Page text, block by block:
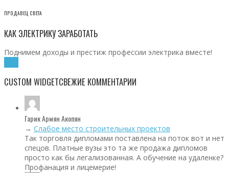
ПРОДАВЕЦ СВЕТА
КАК ЭЛЕКТРИКУ ЗАРАБОТАТЬ
Поднимем доходы и престиж профессии электрика вместе!
CUSTOM WIDGETСВЕЖИЕ КОММЕНТАРИИ
Гарик Армян Акопян
→ Слабое место строительных проектов
Так торговля дипломами поставлена на поток вот и нет
спецов. Платные вузы это та же продажа дипломов
просто как бы легализованная. А обучение на удаленке?
Профанация и лицемерие!